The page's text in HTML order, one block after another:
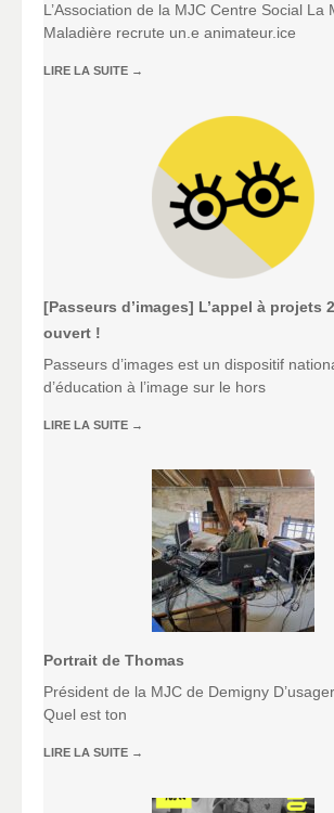
L’Association de la MJC Centre Social La
Maladière recrute un.e animateur.ice
LIRE LA SUITE →
[Passeurs d’images] L’appel à projets
ouvert !
Passeurs d’images est un dispositif
d’éducation à l’image sur le hors
LIRE LA SUITE →
Portrait de Thomas
Président de la MJC de Demigny
Quel est ton
LIRE LA SUITE →